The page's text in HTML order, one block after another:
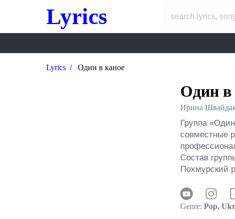
Lyrics
Lyrics Один в каное
Один в
Ирина
Группа
совместные
Состав
Похмурский
Genre: Pop,